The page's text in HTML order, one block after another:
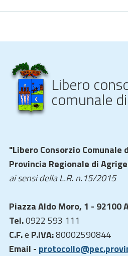
Libero
comunale di
"Libero Consorzio Comunale
Provincia Regionale di
ai sensi della L.R. n.15/2015
Piazza Aldo Moro, 1 - 92100
Tel.0922 593 111
C.F.e P.IVA:80002590844
Email -